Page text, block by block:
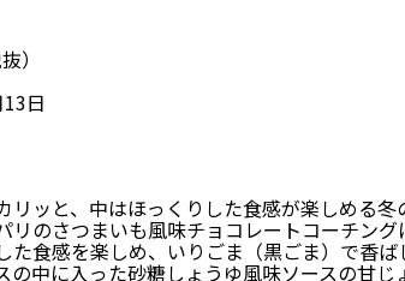
）
日
リッと、中はほっくりした食感が楽しめる冬
リのさつまいも風味チョコレートコーチン
た食感を楽しめ、いりごま（黒ごま）で香ば
の中に入った砂糖しょうゆ風味ソースの甘